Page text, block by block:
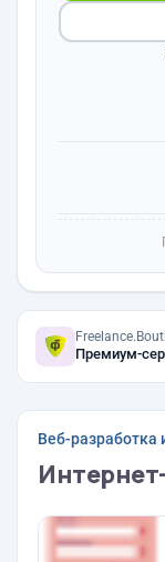
Премиум-
Веб-разработка